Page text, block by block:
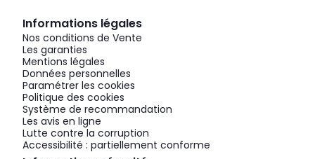
Informations légales
Nos conditions de Vente
Les garanties
Mentions légales
Données personnelles
Paramétrer les cookies
Politique des cookies
Système de recommandation
Les avis en ligne
Lutte contre la corruption
Accessibilité : partiellement conforme